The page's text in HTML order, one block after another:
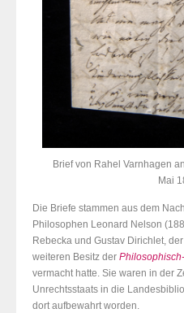
Brief von Rahel Varnhagen
Mai
Die Briefe stammen aus dem
Philosophen Leonard Nelson
Rebecka und Gustav Dirichlet,
weiteren Besitz der
vermacht hatte. Sie waren in der
Unrechtsstaats in die
dort aufbewahrt worden.